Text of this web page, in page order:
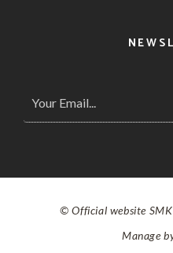
© Official website
Manage